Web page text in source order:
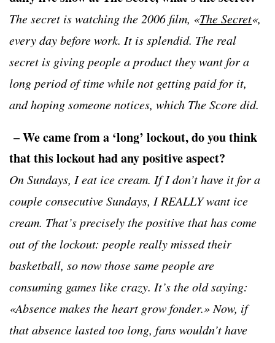
The secret is watching the 2006 film, «The Secret«,
every day before work. It is splendid. The real
secret is giving people a product they want for a
long period of time while not getting paid for it,
and hoping someone notices, which The Score did.
– We came from a ‘long’ lockout, do you think
that this lockout had any positive aspect?
On Sundays, I eat ice cream. If I don’t have it for a
couple consecutive Sundays, I REALLY want ice
cream. That’s precisely the positive that has come
out of the lockout: people really missed their
basketball, so now those same people are
consuming games like crazy. It’s the old saying:
«Absence makes the heart grow fonder.» Now, if
that absence lasted too long, fans wouldn’t have